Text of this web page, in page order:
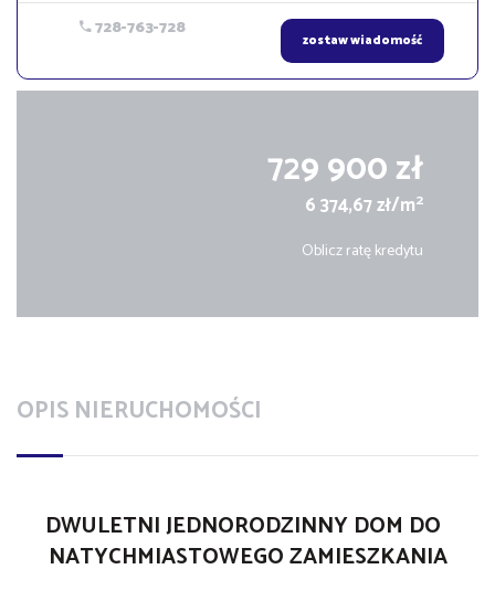
728-763-728 zostaw wiadomość
729 900 zł
6 374,67 zł/m2
Oblicz ratę kredytu
OPIS NIERUCHOMOŚCI
DWULETNI JEDNORODZINNY DOM DO
NATYCHMIASTOWEGO ZAMIESZKANIA